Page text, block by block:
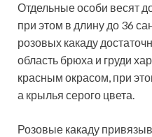
Отдельные особи весят
при этом в длину до 36
розовых какаду
область брюха и груди
красным окрасом, при
а крылья серого цвета.
Розовые какаду